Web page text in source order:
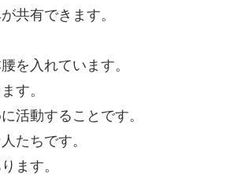
共有できます。
を入れています。
す。
活動することです。
たちです。
ます。